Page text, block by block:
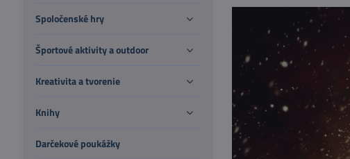
Spoločenské hry
Športové aktivity a outdoor
Kreativita a tvorenie
Knihy
Darčekové poukážky